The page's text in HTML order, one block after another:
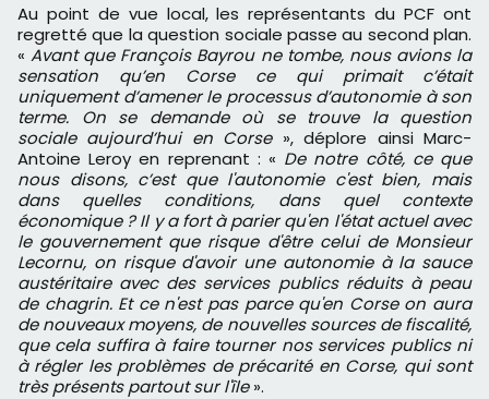
Au point de vue local, les représentants du PCF ont
regretté que la question sociale passe au second plan.
«Avant que François Bayrou ne tombe, nous avions la
sensation qu’en Corse ce qui primait c’était
uniquement d’amener le processus d’autonomie à son
terme. On se demande où se trouve la question
sociale aujourd’hui en Corse», déplore ainsi Marc-
Antoine Leroy en reprenant : « De notre côté, ce que
nous disons, c’est que l'autonomie c'est bien, mais
dans quelles conditions, dans quel contexte
économique ? Il y a fort à parier qu'en l'état actuel avec
le gouvernement que risque d'être celui de Monsieur
Lecornu, on risque d'avoir une autonomie à la sauce
austéritaire avec des services publics réduits à peau
de chagrin. Et ce n'est pas parce qu'en Corse on aura
de nouveaux moyens, de nouvelles sources de fiscalité,
que cela suffira à faire tourner nos services publics ni
à régler les problèmes de précarité en Corse, qui sont
très présents partout sur l'île».